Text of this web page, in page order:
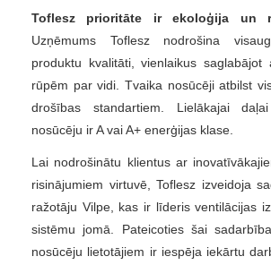
Toflesz prioritāte ir ekoloģija un
Uzņēmums Toflesz nodrošina
produktu kvalitāti, vienlaikus
rūpēm par vidi. Tvaika nosūcēji atbilst
drošības standartiem. Lielākajai
nosūcēju ir A vai A+ enerģijas klase.
Lai nodrošinātu klientus ar
risinājumiem virtuvē, Toflesz izveidoja
ražotāju Vilpe, kas ir līderis ventilācijas
sistēmu jomā. Pateicoties šai
nosūcēju lietotājiem ir iespēja iekārtu